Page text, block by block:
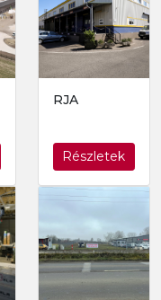
RJA
Részletek